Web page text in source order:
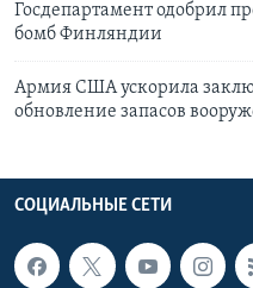
Госдепартамент одобрил
бомб Финляндии
Армия США ускорила
обновление запасов
СОЦИАЛЬНЫЕ СЕТИ